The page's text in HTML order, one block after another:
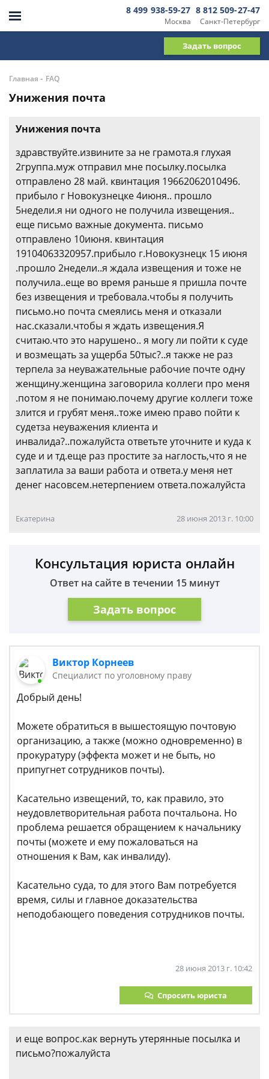
Москва
8 499 938-59-27
Санкт-Петербург
8 812 509-27-47
Задать вопрос
Главная - FAQ
Унижения почта
Унижения почта
здравствуйте.извините за не грамота.я глухая
2группа.муж отправил мне посылку.посылка
отправлено 28 май. квинтация 19662062010496.
прибыло г Новокузнецке 4июня.. прошло
5недели.я ни одного не получила извещения..
еще письмо важные документа. письмо
отправлено 10июня. квинтация
19104063320957.прибыло г.Новокузнецк 15 июня
.прошло 2недели..я ждала извещения и тоже не
получила..еще во время раньше я пришла почте
без извещения и требовала.чтобы я получить
письмо.но почта смеялись меня и отказали
нас.сказали.чтобы я ждать извещения.Я
считаю.что это нарушено.. я могу ли пойти к суде
и возмещать за ущерба 50тыс?..я также не раз
терпела за неуважательные рабочие почте одну
женщину.женщина заговорила коллеги про меня
.потом я не понимаю.почему другие коллеги тоже
злится и грубят меня..тоже имею право пойти к
судетза неуважения клиента и
инвалида?..пожалуйста ответьте уточните и куда к
суде и и тд.еще раз простите за наглость,что я не
заплатила за ваши работа и ответа.у меня нет
денег насовсем.нетерпением ответа.пожалуйста
Екатерина 28 июня 2013 г. 10:00
Консультация юриста онлайн
Ответ на сайте в течении 15 минут
Задать вопрос
Виктор Корнеев
Cпециалист по уголовному праву
Добрый день!
Можете обратиться в вышестоящую почтовую
организацию, а также (можно одновременно) в
прокуратуру (эффекта может и не быть, но
припугнет сотрудников почты).
Касательно извещений, то, как правило, это
неудовлетворительная работа почтальона. Но
проблема решается обращением к начальнику
почты (можете и ему пожаловаться на
отношения к Вам, как инвалиду).
Касательно суда, то для этого Вам потребуется
время, силы и главное доказательства
неподобающего поведения сотрудников почты.
28 июня 2013 г. 10:42
Спросить юриста
и еще вопрос.как вернуть утерянные посылка и
письмо?пожалуйста